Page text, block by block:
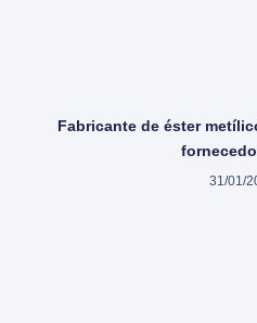
Fabricante de éster
31/01/